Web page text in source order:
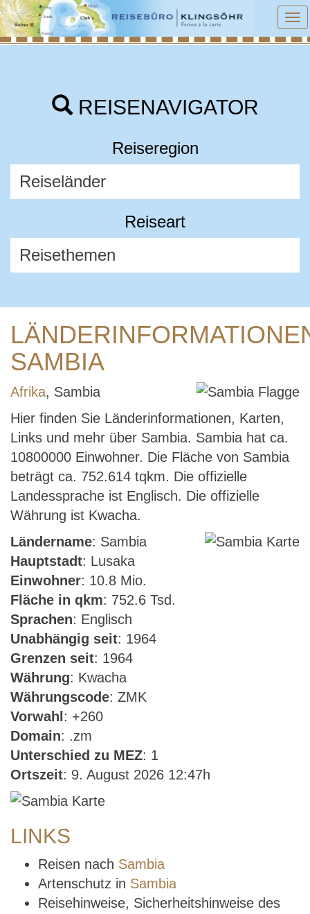
REISENAVIGATOR
Reiseregion
Reiseart
SAMBIA
Afrika, Sambia
Hier finden Sie Länderinformationen, Karten,
Links und mehr über Sambia. Sambia hat ca.
10800000 Einwohner. Die Fläche von Sambia
beträgt ca. 752.614 tqkm. Die offizielle
Landessprache ist Englisch. Die offizielle
Währung ist Kwacha.
Ländername: Sambia
Hauptstadt: Lusaka
Einwohner: 10.8 Mio.
Fläche in qkm: 752.6 Tsd.
Sprachen: Englisch
Unabhängig seit: 1964
Grenzen seit: 1964
Währung: Kwacha
Währungscode: ZMK
Vorwahl : +260
Domain: .zm
Unterschied zu MEZ: 1
Ortszeit: 9. August 2026 12:47h
LINKS
Reisen nach Sambia
Artenschutz in Sambia
Reisehinweise, Sicherheitshinweise des